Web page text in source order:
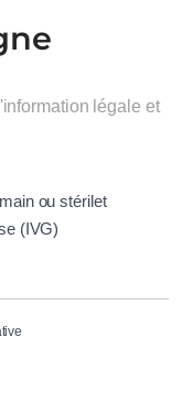
légale et
ou stérilet
(IVG)